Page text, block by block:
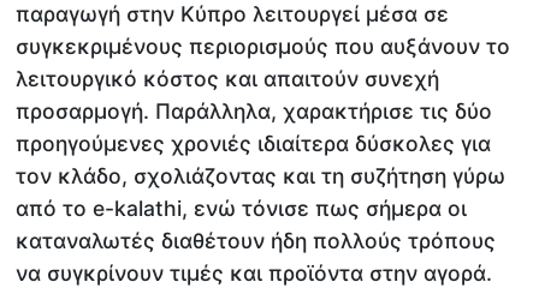
παραγωγή στην Κύπρο λειτουργεί μέσα σε
συγκεκριμένους περιορισμούς που αυξάνουν το
λειτουργικό κόστος και απαιτούν συνεχή
προσαρμογή. Παράλληλα, χαρακτήρισε τις δύο
προηγούμενες χρονιές ιδιαίτερα δύσκολες για
τον κλάδο, σχολιάζοντας και τη συζήτηση γύρω
από το e-kalathi, ενώ τόνισε πως σήμερα οι
καταναλωτές διαθέτουν ήδη πολλούς τρόπους
να συγκρίνουν τιμές και προϊόντα στην αγορά.